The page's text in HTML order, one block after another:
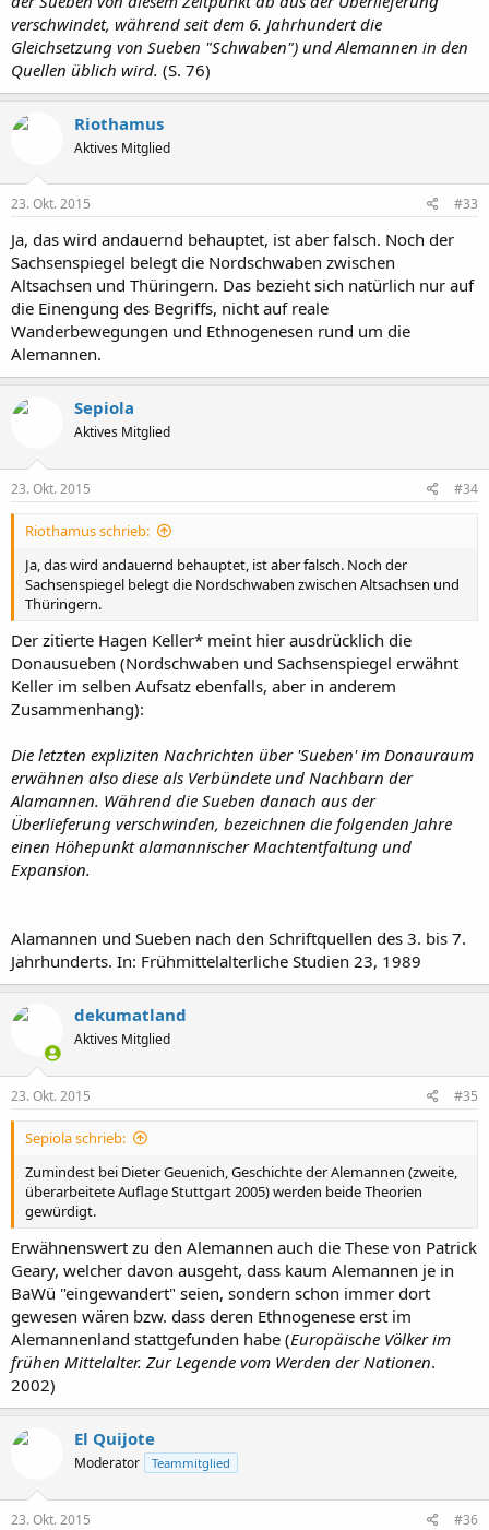
verschwindet, während seit dem 6. Jahrhundert die
Gleichsetzung von Sueben "Schwaben") und Alemannen in den
Quellen üblich wird. (S. 76)
Riothamus
Aktives Mitglied
23. Okt. 2015 #33
Ja, das wird andauernd behauptet, ist aber falsch. Noch der
Sachsenspiegel belegt die Nordschwaben zwischen
Altsachsen und Thüringern. Das bezieht sich natürlich nur auf
die Einengung des Begriffs, nicht auf reale
Wanderbewegungen und Ethnogenesen rund um die
Alemannen.
Sepiola
Aktives Mitglied
23. Okt. 2015 #34
Riothamus schrieb:
Ja, das wird andauernd behauptet, ist aber falsch. Noch der
Sachsenspiegel belegt die Nordschwaben zwischen Altsachsen und
Thüringern.
Der zitierte Hagen Keller* meint hier ausdrücklich die
Donausueben (Nordschwaben und Sachsenspiegel erwähnt
Keller im selben Aufsatz ebenfalls, aber in anderem
Zusammenhang):
Die letzten expliziten Nachrichten über 'Sueben' im Donauraum
erwähnen also diese als Verbündete und Nachbarn der
Alamannen. Während die Sueben danach aus der
Überlieferung verschwinden, bezeichnen die folgenden Jahre
einen Höhepunkt alamannischer Machtentfaltung und
Expansion.
Alamannen und Sueben nach den Schriftquellen des 3. bis 7.
Jahrhunderts. In: Frühmittelalterliche Studien 23, 1989
dekumatland
Aktives Mitglied
23. Okt. 2015 #35
Sepiola schrieb:
Zumindest bei Dieter Geuenich, Geschichte der Alemannen (zweite,
überarbeitete Auflage Stuttgart 2005) werden beide Theorien
gewürdigt.
Erwähnenswert zu den Alemannen auch die These von Patrick
Geary, welcher davon ausgeht, dass kaum Alemannen je in
BaWü "eingewandert" seien, sondern schon immer dort
gewesen wären bzw. dass deren Ethnogenese erst im
Alemannenland stattgefunden habe (Europäische Völker im
frühen Mittelalter. Zur Legende vom Werden der Nationen.
2002)
El Quijote
Moderator Teammitglied
23. Okt. 2015 #36